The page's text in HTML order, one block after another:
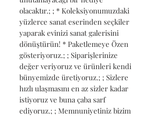
olacaktır.; ; * Koleksiyonumuzdaki
yüzlerce sanat eserinden seçkiler
yaparak evinizi sanat galerisini
dönüştürün! * Paketlemeye Özen
gösteriyoruz.; ; Siparişlerinize
değer veriyoruz ve ürünleri kendi
bünyemizde üretiyoruz.; ; Sizlere
hızlı ulaşmasını en az sizler kadar
istiyoruz ve buna çaba sarf
ediyoruz.; ; Memnuniyetiniz bizim